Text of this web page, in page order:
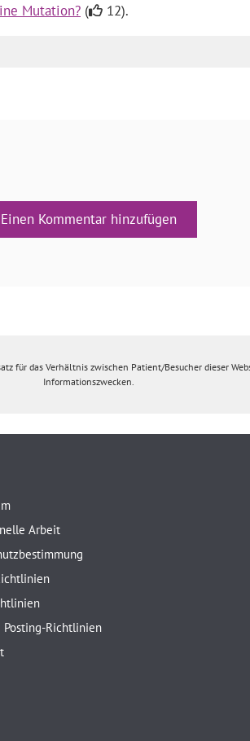
Mutation? ( 12).
Einen Kommentar hinzufügen
für das Verhältnis zwischen Patient/Besucher dieser
Informationszwecken.
Arbeit
Posting-Richtlinien